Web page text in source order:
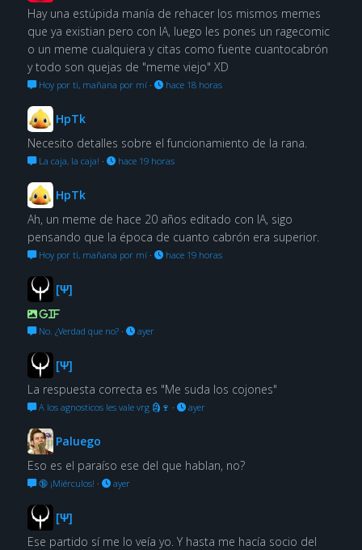
Hay una estúpida manía de rehacer los mismos memes
que ya existian pero con IA, luego les pones un ragecomic
o un meme cualquiera y citas como fuente cuantocabrón
y todo son quejas de "meme viejo" XD
Hoy por ti, mañana por mí· hace 18 horas
HpTk
Necesito detalles sobre el funcionamiento de la rana.
La caja, la caja! · hace 19 horas
HpTk
Ah, un meme de hace 20 años editado con IA, sigo
pensando que la época de cuanto cabrón era superior.
Hoy por ti, mañana por mí· hace 19 horas
[Ψ]
GIF
No. ¿Verdad que no?· ayer
[Ψ]
La respuesta correcta es "Me suda los cojones"
A los agnosticos les vale vrg 🗿🍷 · ayer
Paluego
Eso es el paraíso ese del que hablan, no?
🔞 ¡Miérculos! · ayer
[Ψ]
Ese partido sí me lo veía yo. Y hasta me hacía socio del